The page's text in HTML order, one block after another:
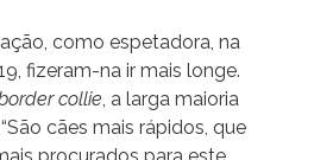
como espetadora, na
fizeram-na ir mais longe.
collie, a larga maioria
cães mais rápidos, que